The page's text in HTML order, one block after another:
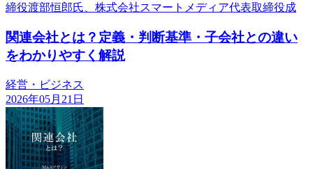
締役渡部恒郎氏、株式会社スマートメディア代表取締役成
関連会社とは？定義・判断基準・子会社との違い
をわかりやすく解説
経営・ビジネス
2026年05月21日